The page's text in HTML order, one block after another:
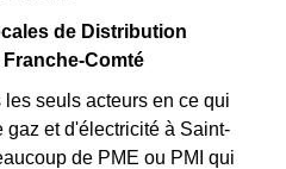
de Distribution
Comté
seuls acteurs en ce qui
et d'électricité à Saint-
de PME ou PMI qui